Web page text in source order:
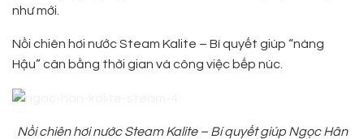
như mới.
Nồi chiên hơi nước Steam Kalite – Bí quyết giúp “nàng
Hậu” cân bằng thời gian và công việc bếp núc.
Nồi chiên hơi nước Steam Kalite – Bí quyết giúp Ngọc Hân